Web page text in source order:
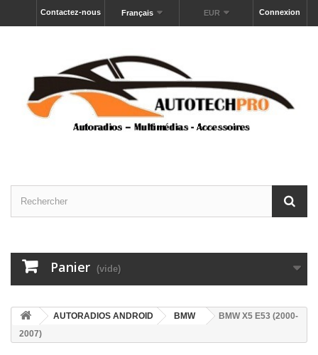
Connexion
EUR
Français
Contactez-nous
Panier (vide)
AUTORADIOS ANDROID BMW
BMW X5 E53 (2000-
2007)